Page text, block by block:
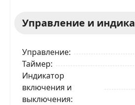
Управление и
Управление
Таймер
Индикатор
включения и
выключения